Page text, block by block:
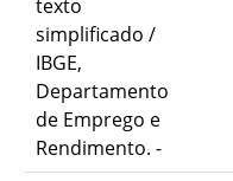
texto
simplificado /
IBGE,
Departamento
de Emprego e
Rendimento. -